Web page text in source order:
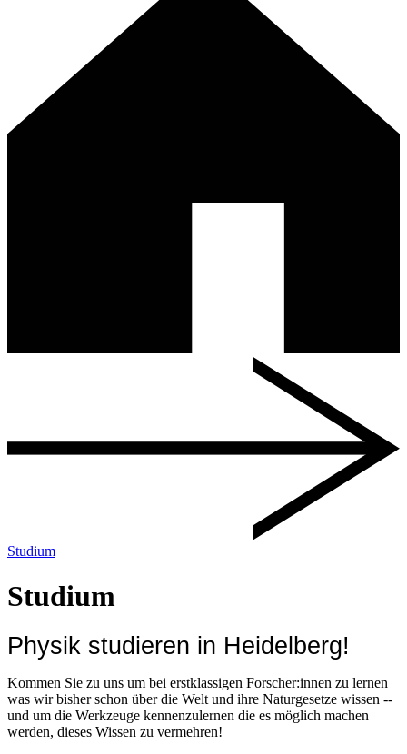
Studium
Studium
Physik studieren in Heidelberg!
Kommen Sie zu uns um bei erstklassigen Forscher:innen zu lernen
was wir bisher schon über die Welt und ihre Naturgesetze wissen --
und um die Werkzeuge kennenzulernen die es möglich machen
werden, dieses Wissen zu vermehren!